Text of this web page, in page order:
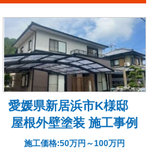
愛媛県新居浜市K様邸
屋根外壁塗装 施工事例
施工価格:50万円～100万円